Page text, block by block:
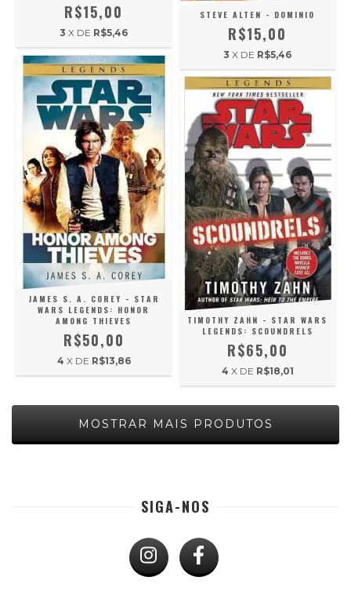
R$15,00
3 X DE R$5,46
STEVE ALTEN - DOMINIO
R$15,00
3 X DE R$5,46
JAMES S. A. COREY - STAR
WARS LEGENDS: HONOR
AMONG THIEVES
R$50,00
4 X DE R$13,86
TIMOTHY ZAHN - STAR WARS
LEGENDS: SCOUNDRELS
R$65,00
4 X DE R$18,01
MOSTRAR MAIS PRODUTOS
SIGA-NOS